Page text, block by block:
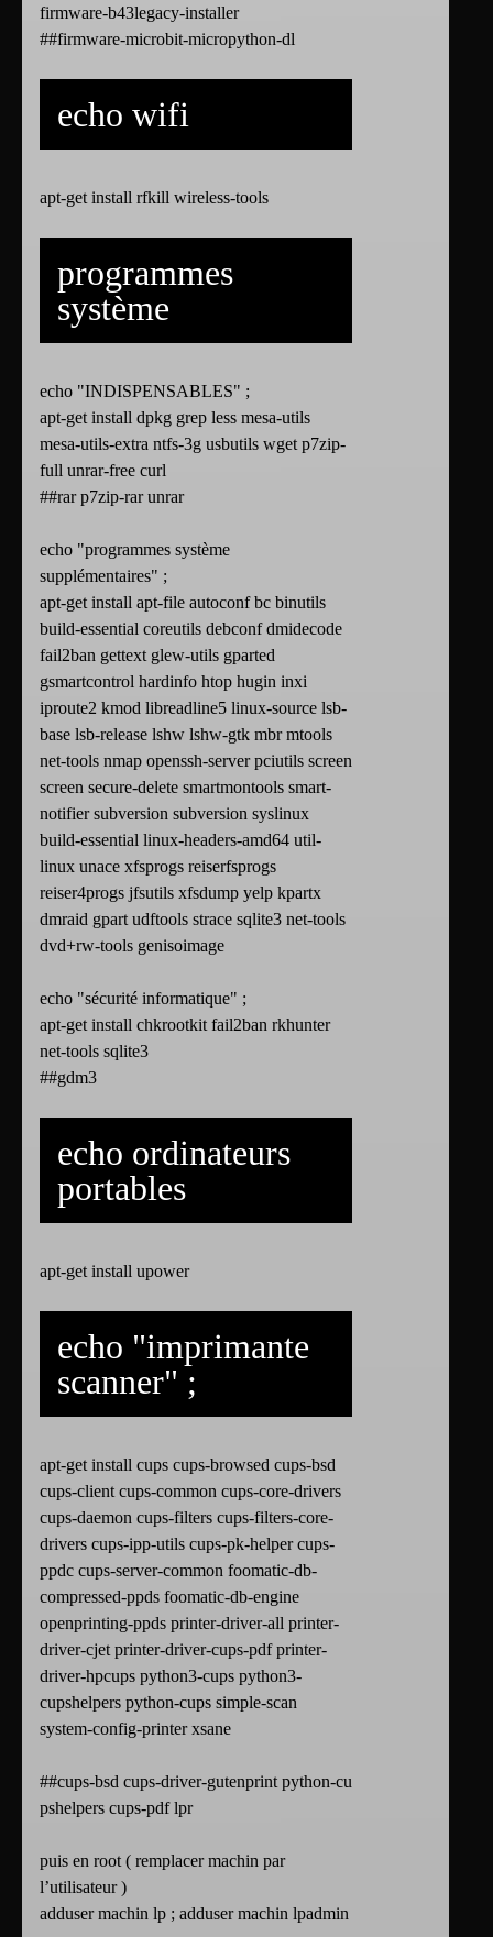
firmware-b43legacy-installer
##firmware-microbit-micropython-dl
echo wifi
apt-get install rfkill wireless-tools
programmes
système
echo "INDISPENSABLES" ;
apt-get install dpkg grep less mesa-utils
mesa-utils-extra ntfs-3g usbutils wget p7zip-
full unrar-free curl
##rar p7zip-rar unrar
echo "programmes système
supplémentaires" ;
apt-get install apt-file autoconf bc binutils
build-essential coreutils debconf dmidecode
fail2ban gettext glew-utils gparted
gsmartcontrol hardinfo htop hugin inxi
iproute2 kmod libreadline5 linux-source lsb-
base lsb-release lshw lshw-gtk mbr mtools
net-tools nmap openssh-server pciutils screen
screen secure-delete smartmontools smart-
notifier subversion subversion syslinux
build-essential linux-headers-amd64 util-
linux unace xfsprogs reiserfsprogs
reiser4progs jfsutils xfsdump yelp kpartx
dmraid gpart udftools strace sqlite3 net-tools
dvd+rw-tools genisoimage
echo "sécurité informatique" ;
apt-get install chkrootkit fail2ban rkhunter
net-tools sqlite3
##gdm3
echo ordinateurs
portables
apt-get install upower
echo "imprimante
scanner" ;
apt-get install cups cups-browsed cups-bsd
cups-client cups-common cups-core-drivers
cups-daemon cups-filters cups-filters-core-
drivers cups-ipp-utils cups-pk-helper cups-
ppdc cups-server-common foomatic-db-
compressed-ppds foomatic-db-engine
openprinting-ppds printer-driver-all printer-
driver-cjet printer-driver-cups-pdf printer-
driver-hpcups python3-cups python3-
cupshelpers python-cups simple-scan
system-config-printer xsane
##cups-bsd cups-driver-gutenprint python-cu
pshelpers cups-pdf lpr
puis en root ( remplacer machin par
l’utilisateur )
adduser machin lp ; adduser machin lpadmin